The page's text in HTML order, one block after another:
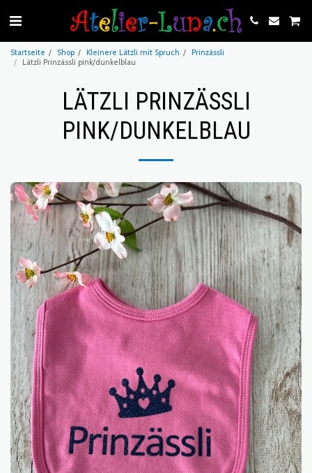
Startseite Shop Kleinere Lätzli mit Spruch
Prinzässli
Lätzli Prinzässli pink/dunkelblau
LÄTZLI PRINZÄSSLI
PINK/DUNKELBLAU